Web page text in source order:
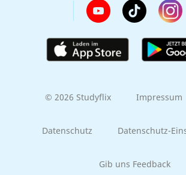
© 2026 Studyflix Impressum
Datenschutz Datenschutz-
Gib uns Feedback